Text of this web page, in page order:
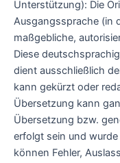
Unterstützung): Die
Ausgangssprache (in
maßgebliche,
Diese
dient ausschließlich
kann gekürzt oder
Übersetzung kann
Übersetzung bzw.
erfolgt sein und
können Fehler,